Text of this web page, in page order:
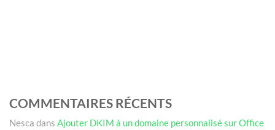
COMMENTAIRES RÉCENTS
Nesca dans Ajouter DKIM à un domaine personnalisé sur Office